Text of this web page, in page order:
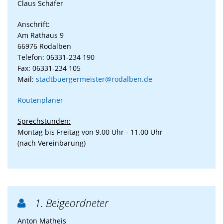
Claus Schäfer
Anschrift:
Am Rathaus 9
66976 Rodalben
Telefon: 06331-234 190
Fax: 06331-234 105
Mail: stadtbuergermeister@rodalben.de
Routenplaner
Sprechstunden:
Montag bis Freitag von 9.00 Uhr - 11.00 Uhr
(nach Vereinbarung)
 1. Beigeordneter
Anton Matheis